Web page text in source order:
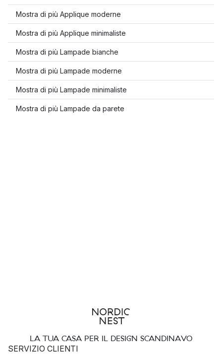
Mostra di più Applique moderne
Mostra di più Applique minimaliste
Mostra di più Lampade bianche
Mostra di più Lampade moderne
Mostra di più Lampade minimaliste
Mostra di più Lampade da parete
LA TUA CASA PER IL DESIGN SCANDINAVO
SERVIZIO CLIENTI